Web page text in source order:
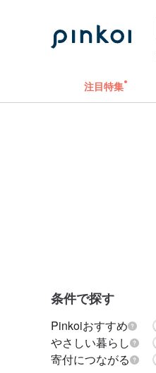
注目特集
条件で探す
Pinkoiおすすめ
やさしい暮らし
寄付につながる